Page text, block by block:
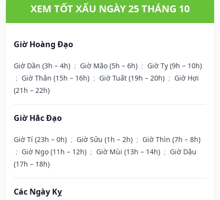
XEM TỐT XẤU NGÀY 25 THÁNG 10
Giờ Hoàng Đạo
Giờ Dần (3h – 4h) ; Giờ Mão (5h – 6h) ; Giờ Tỵ (9h – 10h)
; Giờ Thân (15h – 16h) ; Giờ Tuất (19h – 20h) ; Giờ Hợi
(21h – 22h)
Giờ Hắc Đạo
Giờ Tí (23h – 0h) ; Giờ Sửu (1h – 2h) ; Giờ Thìn (7h – 8h)
; Giờ Ngọ (11h – 12h) ; Giờ Mùi (13h – 14h) ; Giờ Dậu
(17h – 18h)
Các Ngày Kỵ